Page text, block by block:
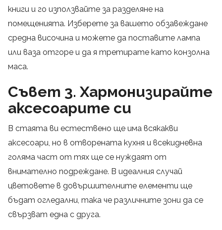
книги и го използвайте за разделяне на
помещенията. Изберете за вашето обзавеждане
средна височина и можете да поставите лампа
или ваза отгоре и да я третирате като конзолна
маса.
Съвет 3. Хармонизирайте
аксесоарите си
В стаята ви естествено ще има всякакви
аксесоари, но в отворената кухня и всекидневна
голяма част от тях ще се нуждаят от
внимателно подреждане. В идеалния случай
цветовете в довършителните елементи ще
бъдат огледални, така че различните зони да се
свързват една с друга.